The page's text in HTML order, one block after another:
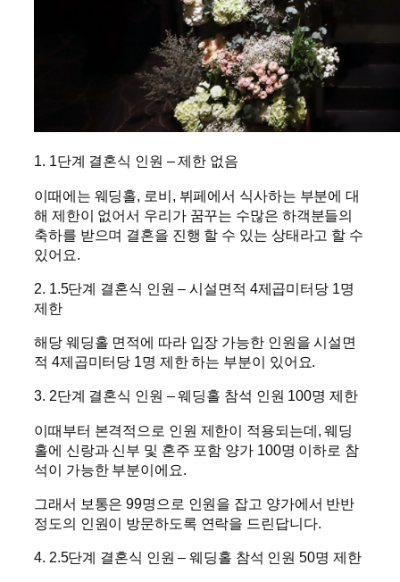
1. 1단계 결혼식 인원 – 제한 없음
이때에는 웨딩홀, 로비, 뷔페에서 식사하는 부분에 대
해 제한이 없어서 우리가 꿈꾸는 수많은 하객분들의
축하를 받으며 결혼을 진행 할 수 있는 상태라고 할 수
있어요.
2. 1.5단계 결혼식 인원 – 시설면적 4제곱미터당 1명
제한
해당 웨딩홀 면적에 따라 입장 가능한 인원을 시설면
적 4제곱미터당 1명 제한 하는 부분이 있어요.
3. 2단계 결혼식 인원 – 웨딩홀 참석 인원 100명 제한
이때부터 본격적으로 인원 제한이 적용되는데, 웨딩
홀에 신랑과 신부 및 혼주 포함 양가 100명 이하로 참
석이 가능한 부분이에요.
그래서 보통은 99명으로 인원을 잡고 양가에서 반반
정도의 인원이 방문하도록 연락을 드린답니다.
4. 2.5단계 결혼식 인원 – 웨딩홀 참석 인원 50명 제한